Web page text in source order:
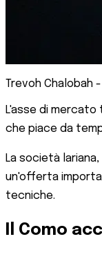
Trevoh Chalobah
L'asse di
che piace da
La società
un'offerta
tecniche.
Il Como